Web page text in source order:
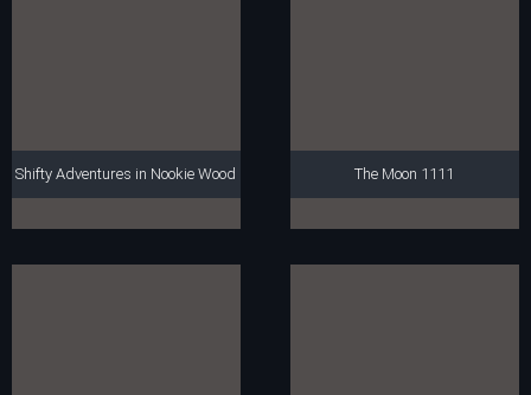
Shifty Adventures in Nookie Wood The Moon 1111